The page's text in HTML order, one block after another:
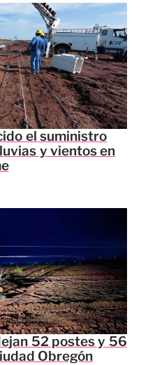
el suministro
y vientos en
52 postes y 56
Obregón